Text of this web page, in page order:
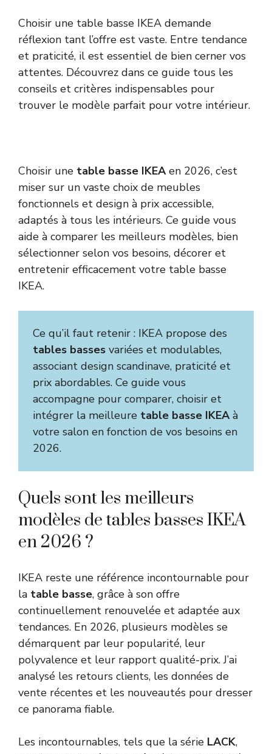
Choisir une table basse IKEA demande
réflexion tant l’offre est vaste. Entre tendance
et praticité, il est essentiel de bien cerner vos
attentes. Découvrez dans ce guide tous les
conseils et critères indispensables pour
trouver le modèle parfait pour votre intérieur.
Choisir une table basse IKEAen 2026, c’est
miser sur un vaste choix de meubles
fonctionnels et design à prix accessible,
adaptés à tous les intérieurs. Ce guide vous
aide à comparer les meilleurs modèles, bien
sélectionner selon vos besoins, décorer et
entretenir efficacement votre table basse
IKEA.
Ce qu’il faut retenir : IKEA propose des
tables basses variées et modulables,
associant design scandinave, praticité et
prix abordables. Ce guide vous
accompagne pour comparer, choisir et
intégrer la meilleure table basse IKEAà
votre salon en fonction de vos besoins en
2026.
Quels sont les meilleurs
modèles de tables basses IKEA
en 2026 ?
IKEA reste une référence incontournable pour
la table basse, grâce à son offre
continuellement renouvelée et adaptée aux
tendances. En 2026, plusieurs modèles se
démarquent par leur popularité, leur
polyvalence et leur rapport qualité-prix. J’ai
analysé les retours clients, les données de
vente récentes et les nouveautés pour dresser
ce panorama fiable.
Les incontournables, tels que la série LACK,